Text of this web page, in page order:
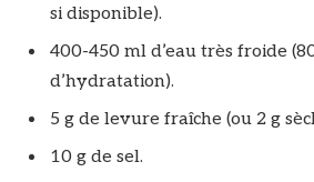
si disponible).
400-450 ml d’eau très froide
d’hydratation).
5 g de levure fraîche (ou 2 g
10 g de sel.